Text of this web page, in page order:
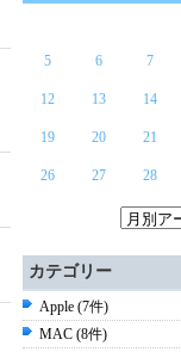
5 6 7
12 13 14
19 20 21
26 27 28
カテゴリー
Apple (7件)
MAC (8件)